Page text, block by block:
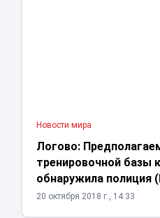
Новости мира
Логово:
тренировочной базы
обнаружила полиция
20 октября 2018 г., 14:33